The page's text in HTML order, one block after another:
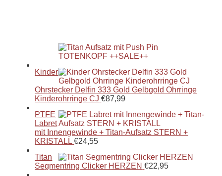
Kinder
Ohrstecker Delfin 333 Gold Gelbgold Ohrringe
Kinderohrringe CJ €87,99
PTFE
Labret
mit Innengewinde + Titan-Aufsatz STERN +
KRISTALL €24,55
Titan
Segmentring Clicker HERZEN €22,95